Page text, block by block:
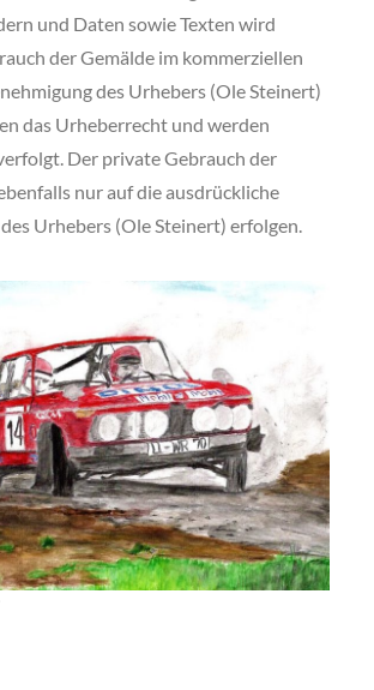
und Daten sowie Texten wird
der Gemälde im kommerziellen
des Urhebers (Ole Steinert)
das Urheberrecht und werden
Der private Gebrauch der
nur auf die ausdrückliche
Urhebers (Ole Steinert) erfolgen.